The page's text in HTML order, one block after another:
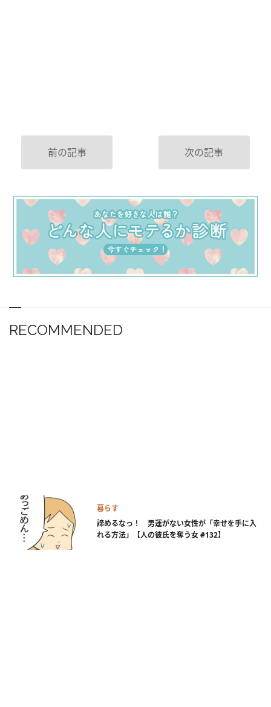
前の記事 次の記事
RECOMMENDED
暮らす
諦めるなっ！ 男運がない女性が「幸せを手に入
れる方法」【人の彼氏を奪う女 #132】